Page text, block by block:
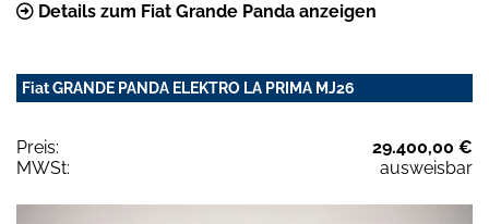
Details zum Fiat Grande Panda anzeigen
Fiat GRANDE PANDA ELEKTRO LA PRIMA MJ26
Preis:
29.400,00 €
MWSt:
ausweisbar